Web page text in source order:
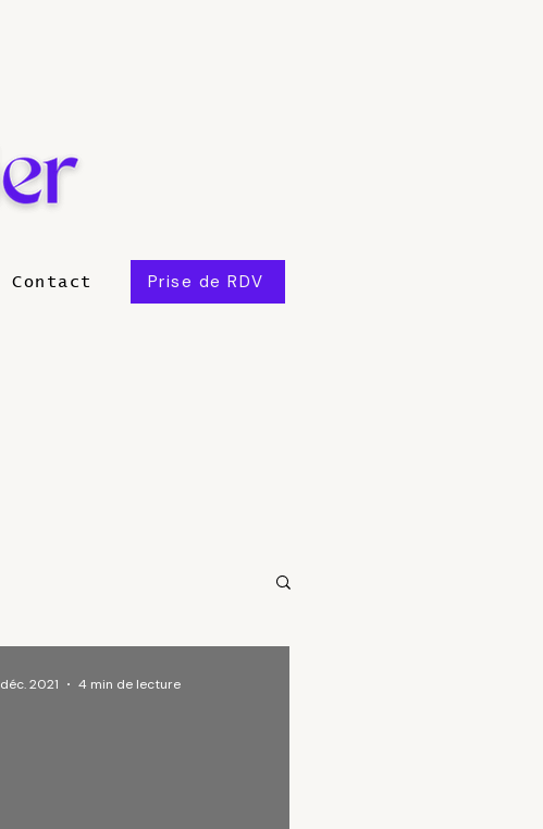
Contact Prise de RDV
2021 4 min de lecture